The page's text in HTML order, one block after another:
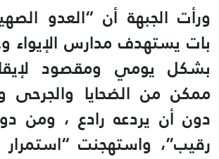
ورأت الجبهة أن “العدو
بات يستهدف مدارس الإيواء
بشكل يومي ومقصود
ممكن من الضحايا والجرحى
دون أن يردعه رادع ، ومن
رقيب”، واستهجنت